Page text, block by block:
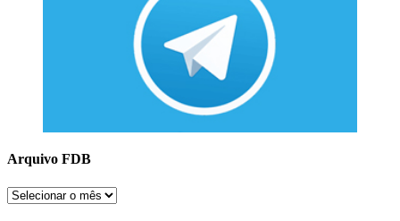
Arquivo FDB
Arquivo